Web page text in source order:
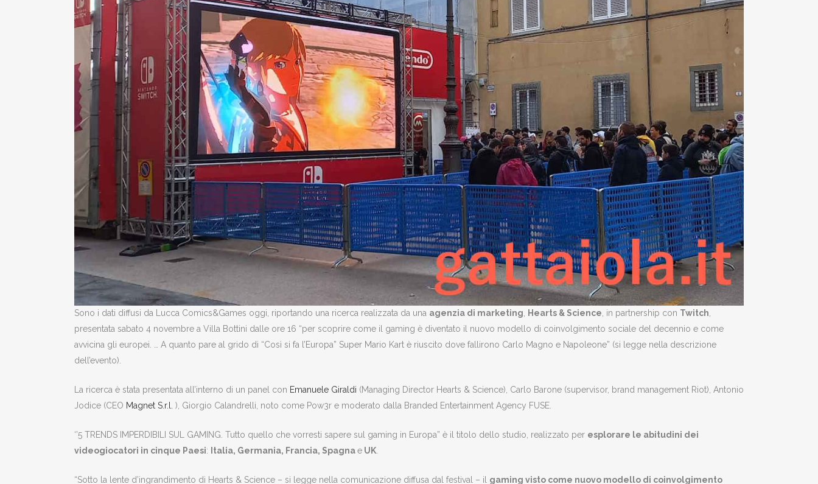
Sono i dati diffusi da Lucca Comics&Games oggi, riportando una ricerca realizzata da una agenzia di marketing, Hearts & Science, in partnership con Twitch,
presentata sabato 4 novembre a Villa Bottini dalle ore 16 “per scoprire come il gaming è diventato il nuovo modello di coinvolgimento sociale del decennio e come
avvicina gli europei. … A quanto pare al grido di “Così si fa l’Europa” Super Mario Kart è riuscito dove fallirono Carlo Magno e Napoleone” (si legge nella descrizione
dell’evento).
La ricerca è stata presentata all’interno di un panel con Emanuele Giraldi (Managing Director Hearts & Science), Carlo Barone (supervisor, brand management Riot), Antonio
Jodice (CEO Magnet S.r.l. ), Giorgio Calandrelli, noto come Pow3r e moderato dalla Branded Entertainment Agency FUSE.
‘’5 TRENDS IMPERDIBILI SUL GAMING. Tutto quello che vorresti sapere sul gaming in Europa” è il titolo dello studio, realizzato per esplorare le abitudini dei
videogiocatori in cinque Paesi: Italia, Germania, Francia, Spagnae UK.
“Sotto la lente d’ingrandimento di Hearts & Science – si legge nella comunicazione diffusa dal festival – il gaming visto come nuovo modello di coinvolgimento